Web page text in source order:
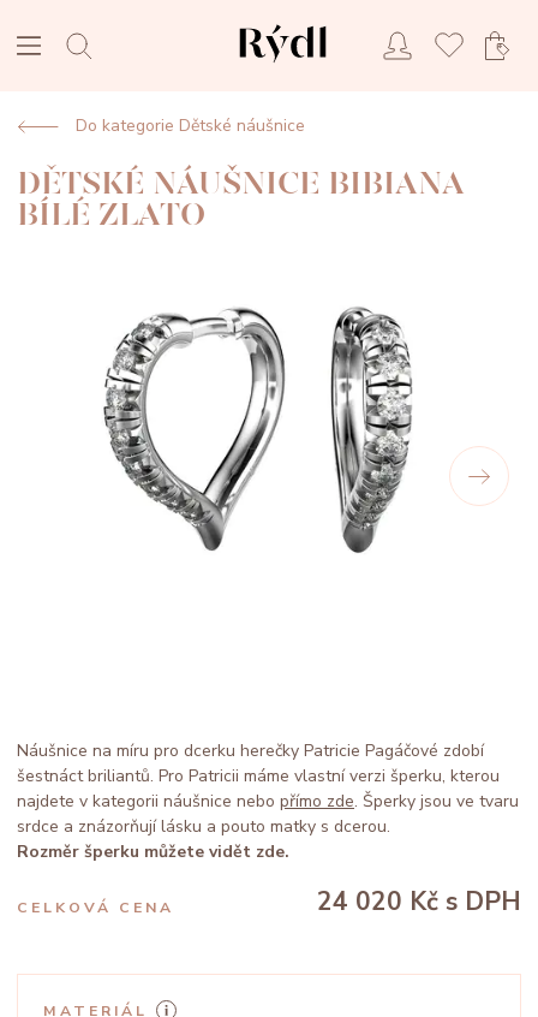
Do kategorie Dětské náušnice
DĚTSKÉ NÁUŠNICE BIBIANA
BÍLÉ ZLATO
Náušnice na míru pro dcerku herečky Patricie Pagáčové zdobí
šestnáct briliantů. Pro Patricii máme vlastní verzi šperku, kterou
najdete v kategorii náušnice nebo přímo zde. Šperky jsou ve tvaru
srdce a znázorňují lásku a pouto matky s dcerou.
Rozměr šperku můžete vidět zde.
CELKOVÁ CENA 24 020 Kč s DPH
MATERIÁL